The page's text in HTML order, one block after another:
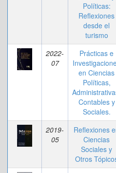
Políticas:
Reflexiones
desde el
turismo
2022-
07
Prácticas e
en Ciencias
Políticas,
Contables y
Sociales.
2019-
05
Reflexiones
Ciencias
Sociales y
Otros